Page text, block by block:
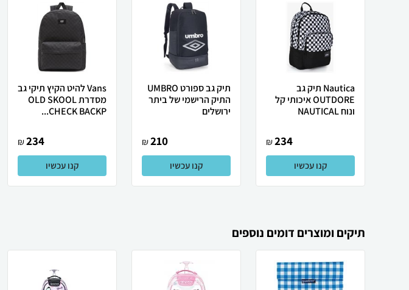
Nautica תיק גב
OUTDORE איכותי קל
ונוח NAUTICAL
234
₪
קנו עכשיו
תיק גב ספורט UMBRO
התיק הרישמי של ביתר
ירושלים
210
₪
קנו עכשיו
Vans להיט הקיץ תיקי גב
מסדרת OLD SKOOL
CHECK BACKP...
234
₪
קנו עכשיו
תיקים ומוצרים דומים נוספים